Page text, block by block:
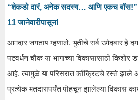
“शेकडो दारं, अनेक सदस्य… आणि एकच बॉस!”
11 जानेवारीपासून!
आमदार जगताप म्हणाले, युतीचे सर्व उमेदवार हे
पटवर्धन चौक या भागाच्या विकासासाठी किशोर
आहे. त्यामुळे या परिसरात काँक्रिटचे रस्ते झाले
प्रत्येक मतदारापर्यंत पोहचून झालेल्या विकास